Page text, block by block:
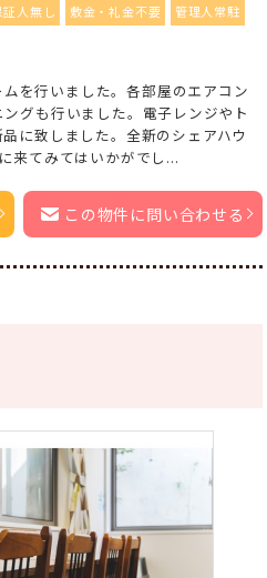
証人無し 敷金・礼金不要
管理人常駐
を行いました。各部屋のエアコン
グも行いました。電子レンジやト
に致しました。全新のシェアハウ
来てみてはいかがでし...
この物件に問い合わせる